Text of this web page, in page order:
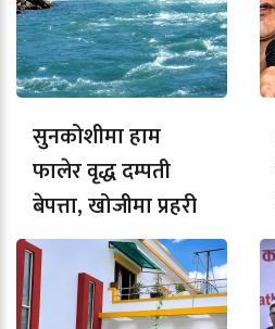
सुनकोशीमा हाम
फालेर वृद्ध दम्पती
बेपत्ता, खोजीमा प्रहरी